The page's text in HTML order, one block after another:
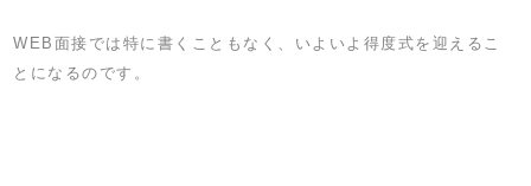
WEB面接では特に書くこともなく、いよいよ得度式を迎えるこ
とになるのです。